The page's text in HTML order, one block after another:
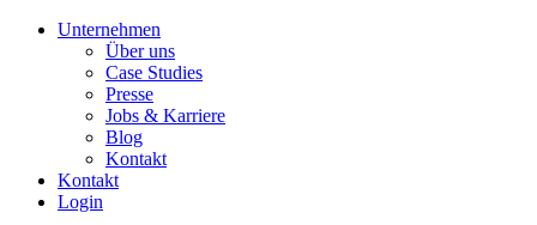
Unternehmen
Über uns
Case Studies
Presse
Jobs & Karriere
Blog
Kontakt
Kontakt
Login